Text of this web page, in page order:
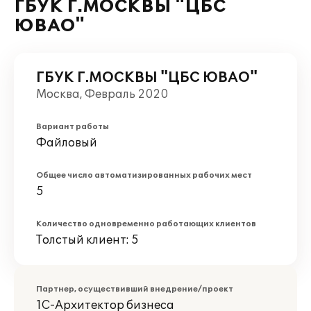
ГБУК Г.МОСКВЫ "ЦБС
ЮВАО"
ГБУК Г.МОСКВЫ "ЦБС ЮВАО"
Москва, Февраль 2020
Вариант работы
Файловый
Общее число автоматизированных рабочих мест
5
Количество одновременно работающих клиентов
Толстый клиент: 5
Партнер, осуществивший внедрение/проект
1С-Архитектор бизнеса